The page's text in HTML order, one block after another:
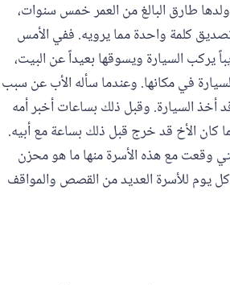
طارق البالغ من العمر خمس سنوات،
كلمة واحدة مما يرويه. ففي الأمس
يركب السيارة ويسوقها بعيداً عن البيت،
في مكانها. وعندما سأله الأب عن سبب
أخذ السيارة. وقبل ذلك بساعات أخبر أمه
كان الأخ قد خرج قبل ذلك بساعة مع أبيه.
وقعت مع هذه الأسرة منها ما هو محزن
يوم للأسرة العديد من القصص والمواقف